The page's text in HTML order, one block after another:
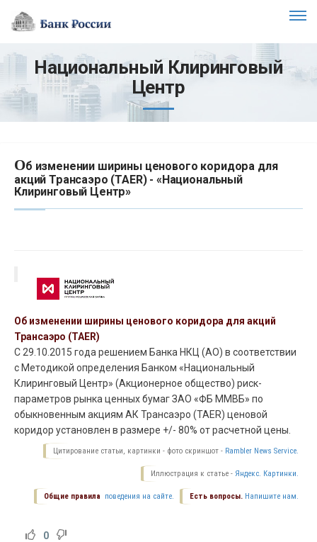
Национальный Клиринговый
Центр
Об изменении ширины ценового коридора для
акций Трансаэро (TAER) - «Национальный
Клиринговый Центр»
Об изменении ширины ценового коридора для акций
Трансаэро (TAER)
С 29.10.2015 года решением Банка НКЦ (АО) в соответствии
с Методикой определения Банком «Национальный
Клиринговый Центр» (Акционерное общество) риск-
параметров рынка ценных бумаг ЗАО «ФБ ММВБ» по
обыкновенным акциям АК Трансаэро (TAER) ценовой
коридор установлен в размере +/- 80% от расчетной цены.
Цитирование статьи, картинки - фото скриншот - Rambler News Service.
Иллюстрация к статье - Яндекс. Картинки.
Есть вопросы. Напишите нам.
Общие правила поведения на сайте.
0